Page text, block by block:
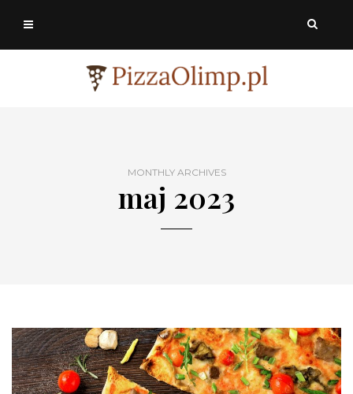
MONTHLY ARCHIVES
maj 2023